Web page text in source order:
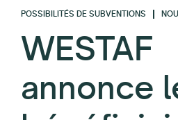
POSSIBILITÉS DE SUBVENTIONS
WESTAF
annonce